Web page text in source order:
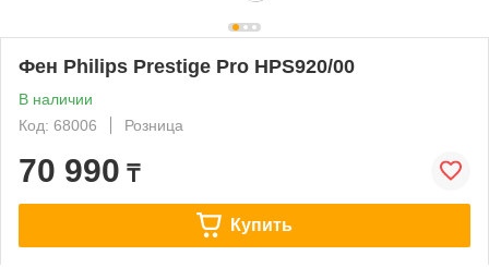
Фен Philips Prestige Pro HPS920/00
В наличии
Код: 68006
Розница
70 990 ₸
Купить